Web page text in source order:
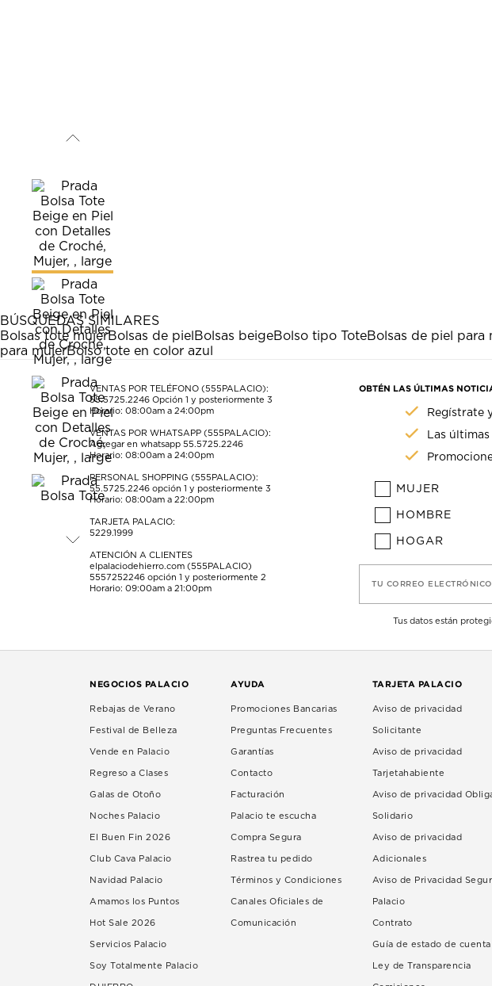
BÚSQUEDAS SIMILARES
Bolsas tote mujerBolsas de piel Bolsas beigeBolso tipo ToteBolsas de piel para
para mujerBolso tote en color azul
VENTAS POR TELÉFONO (555PALACIO):
55.5725.2246 Opción 1 y posteriormente 3
Horario: 08:00am a 24:00pm
VENTAS POR WHATSAPP (555PALACIO):
Agregar en whatsapp 55.5725.2246
Horario: 08:00am a 24:00pm
PERSONAL SHOPPING (555PALACIO):
55.5725.2246 opción 1 y posteriormente 3
Horario: 08:00am a 22:00pm
TARJETA PALACIO:
5229.1999
ATENCIÓN A CLIENTES
elpalaciodehierro.com (555PALACIO)
5557252246 opción 1 y posteriormente 2
Horario: 09:00am a 21:00pm
OBTÉN LAS ÚLTIMAS
Regístrate
Las
MUJER
HOMBRE
HOGAR
TU CORREO ELECTRÓNICO
Tus datos están
NEGOCIOS PALACIO
Rebajas de Verano
Festival de Belleza
Vende en Palacio
Regreso a Clases
Galas de Otoño
Noches Palacio
El Buen Fin 2026
Club Cava Palacio
Navidad Palacio
Amamos los Puntos
Hot Sale 2026
Servicios Palacio
Soy Totalmente Palacio
AYUDA
Promociones Bancarias
Preguntas Frecuentes
Garantías
Contacto
Facturación
Palacio te escucha
Compra Segura
Rastrea tu pedido
Términos y Condiciones
Canales Oficiales de
Comunicación
TARJETA PALACIO
Aviso de privacidad
Solicitante
Aviso de privacidad
Tarjetahabiente
Aviso de privacidad
Solidario
Aviso de privacidad
Adicionales
Aviso de Privacidad
Palacio
Contrato
Guía de estado de cuenta
Ley de Transparencia